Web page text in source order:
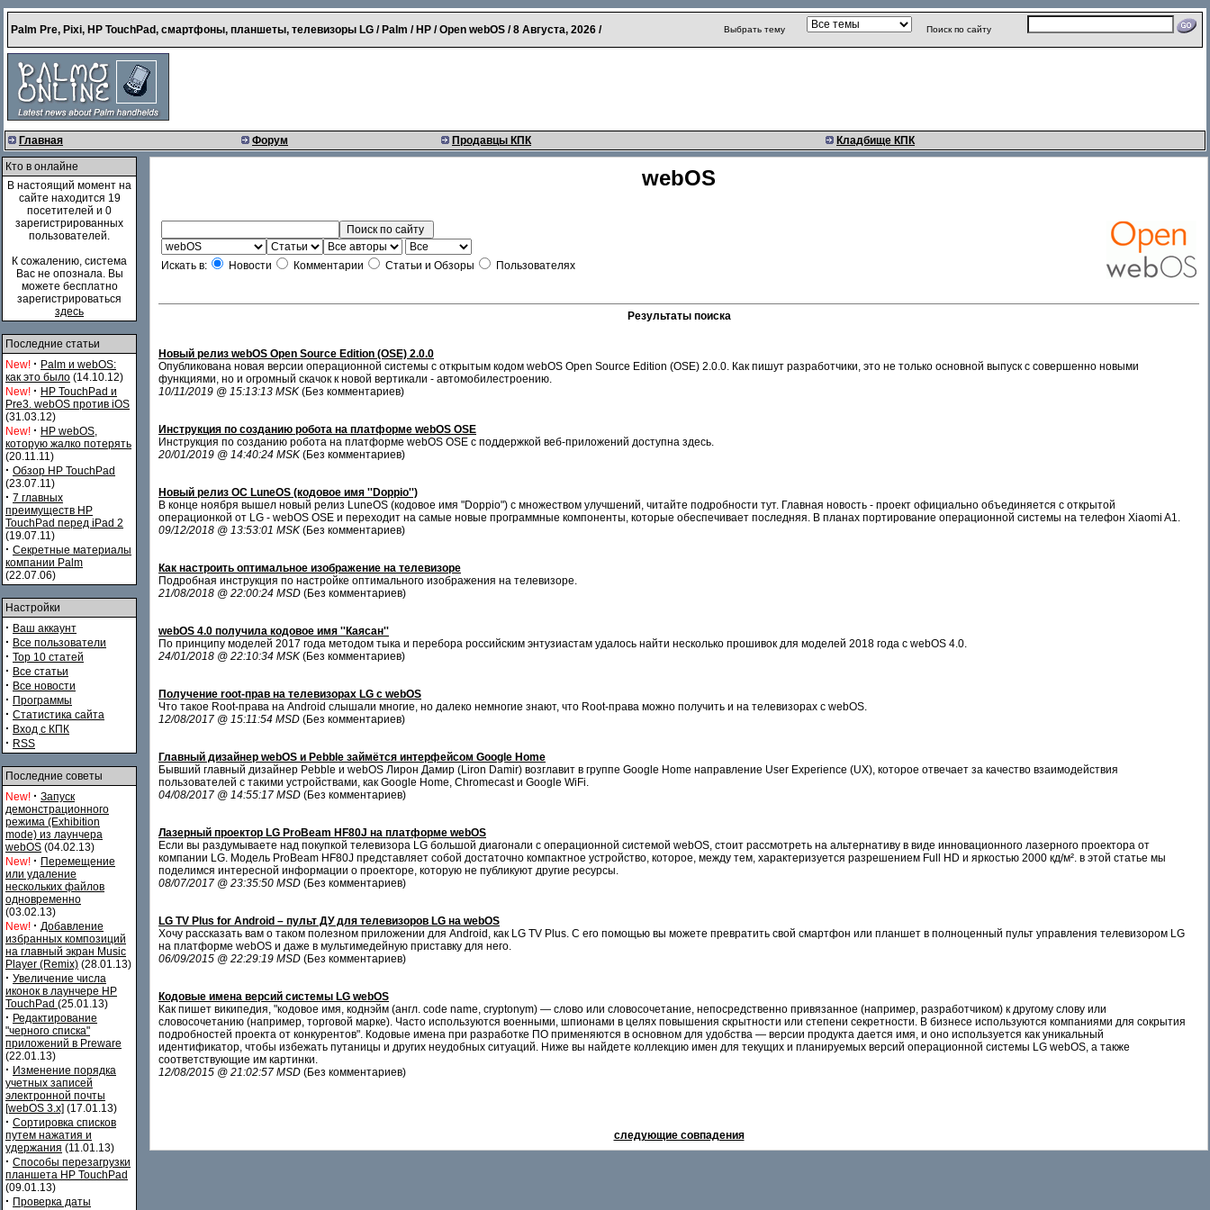
Palm Pre, Pixi, HP TouchPad, смартфоны, планшеты, телевизоры LG / Palm / HP / Open webOS /8 Августа, 2026 / Выбрать тему Поиск по сайту
Главная Форум Продавцы КПК Кладбище КПК
Кто в онлайне
В настоящий момент на
сайте находится 19
посетителей и 0
зарегистрированных
пользователей.
К сожалению, система
Вас не опознала. Вы
можете бесплатно
зарегистрироваться
здесь
Последние статьи
New! · Palm и webOS:
как это было (14.10.12)
New! · HP TouchPad и
Pre3. webOS против iOS
(31.03.12)
New! · HP webOS,
которую жалко потерять
(20.11.11)
· Обзор HP TouchPad
(23.07.11)
· 7 главных
преимуществ HP
TouchPad перед iPad 2
(19.07.11)
· Секретные материалы
компании Palm
(22.07.06)
Настройки
· Ваш аккаунт
· Все пользователи
· Top 10 статей
· Все статьи
· Все новости
· Программы
· Статистика сайта
· Вход с КПК
· RSS
Последние советы
New! · Запуск
демонстрационного
режима (Exhibition
mode) из лаунчера
webOS (04.02.13)
New! · Перемещение
или удаление
нескольких файлов
одновременно
(03.02.13)
New! · Добавление
избранных композиций
на главный экран Music
Player (Remix) (28.01.13)
· Увеличение числа
иконок в лаунчере HP
TouchPad (25.01.13)
· Редактирование
"черного списка"
приложений в Preware
(22.01.13)
· Изменение порядка
учетных записей
электронной почты
[webOS 3.x] (17.01.13)
· Сортировка списков
путем нажатия и
удержания (11.01.13)
· Способы перезагрузки
планшета HP TouchPad
(09.01.13)
· Проверка даты
webOS
Искать в: Новости Комментарии Статьи и Обзоры Пользователях
Результаты поиска
Новый релиз webOS Open Source Edition (OSE) 2.0.0
Опубликована новая версии операционной системы с открытым кодом webOS Open Source Edition (OSE) 2.0.0. Как пишут разработчики, это не только основной выпуск с совершенно новыми
функциями, но и огромный скачок к новой вертикали - автомобилестроению.
10/11/2019 @ 15:13:13 MSK (Без комментариев)
Инструкция по созданию робота на платформе webOS OSE
Инструкция по созданию робота на платформе webOS OSE с поддержкой веб-приложений доступна здесь.
20/01/2019 @ 14:40:24 MSK (Без комментариев)
Новый релиз ОС LuneOS (кодовое имя ''Doppio'')
В конце ноября вышел новый релиз LuneOS (кодовое имя "Doppio") с множеством улучшений, читайте подробности тут. Главная новость - проект официально объединяется с открытой
операционкой от LG - webOS OSE и переходит на самые новые программные компоненты, которые обеспечивает последняя. В планах портирование операционной системы на телефон Xiaomi A1.
09/12/2018 @ 13:53:01 MSK (Без комментариев)
Как настроить оптимальное изображение на телевизоре
Подробная инструкция по настройке оптимального изображения на телевизоре.
21/08/2018 @ 22:00:24 MSD (Без комментариев)
webOS 4.0 получила кодовое имя ''Каясан''
По принципу моделей 2017 года методом тыка и перебора российским энтузиастам удалось найти несколько прошивок для моделей 2018 года с webOS 4.0.
24/01/2018 @ 22:10:34 MSK (Без комментариев)
Получение root-прав на телевизорах LG с webOS
Что такое Root-права на Android слышали многие, но далеко немногие знают, что Root-права можно получить и на телевизорах с webOS.
12/08/2017 @ 15:11:54 MSD (Без комментариев)
Главный дизайнер webOS и Pebble займётся интерфейсом Google Home
Бывший главный дизайнер Pebble и webOS Лирон Дамир (Liron Damir) возглавит в группе Google Home направление User Experience (UX), которое отвечает за качество взаимодействия
пользователей с такими устройствами, как Google Home, Chromecast и Google WiFi.
04/08/2017 @ 14:55:17 MSD (Без комментариев)
Лазерный проектор LG ProBeam HF80J на платформе webOS
Если вы раздумываете над покупкой телевизора LG большой диагонали с операционной системой webOS, стоит рассмотреть на альтернативу в виде инновационного лазерного проектора от
компании LG. Модель ProBeam HF80J представляет собой достаточно компактное устройство, которое, между тем, характеризуется разрешением Full HD и яркостью 2000 кд/м². в этой статье мы
поделимся интересной информации о проекторе, которую не публикуют другие ресурсы.
08/07/2017 @ 23:35:50 MSD (Без комментариев)
LG TV Plus for Android – пульт ДУ для телевизоров LG на webOS
Хочу рассказать вам о таком полезном приложении для Android, как LG TV Plus. С его помощью вы можете превратить свой смартфон или планшет в полноценный пульт управления телевизором LG
на платформе webOS и даже в мультимедейную приставку для него.
06/09/2015 @ 22:29:19 MSD (Без комментариев)
Кодовые имена версий системы LG webOS
Как пишет википедия, "кодовое имя, коднэйм (англ. code name, cryptonym) — слово или словосочетание, непосредственно привязанное (например, разработчиком) к другому слову или
словосочетанию (например, торговой марке). Часто используются военными, шпионами в целях повышения скрытности или степени секретности. В бизнесе используются компаниями для сокрытия
подробностей проекта от конкурентов". Кодовые имена при разработке ПО применяются в основном для удобства — версии продукта дается имя, и оно используется как уникальный
идентификатор, чтобы избежать путаницы и других неудобных ситуаций. Ниже вы найдете коллекцию имен для текущих и планируемых версий операционной системы LG webOS, а также
соответствующие им картинки.
12/08/2015 @ 21:02:57 MSD (Без комментариев)
следующие совпадения